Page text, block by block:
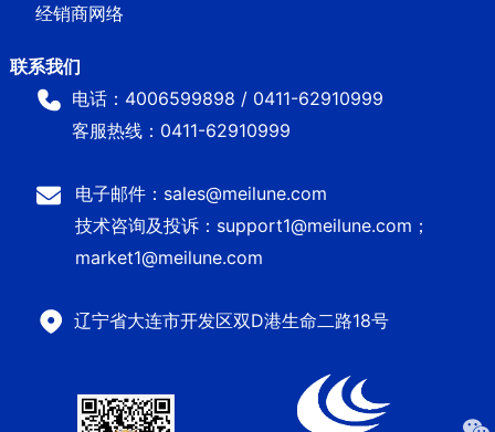
经销商网络
电话：4006599898 / 0411-62910999
客服热线：0411-62910999
电子邮件：sales@meilune.com
技术咨询及投诉：support1@meilune.com；
market1@meilune.com
辽宁省大连市开发区双D港生命二路18号